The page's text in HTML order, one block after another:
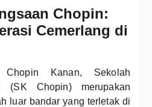
Chopin:
Cemerlang di
Kanan, Sekolah
(SK Chopin) merupakan
luar bandar yang terletak di